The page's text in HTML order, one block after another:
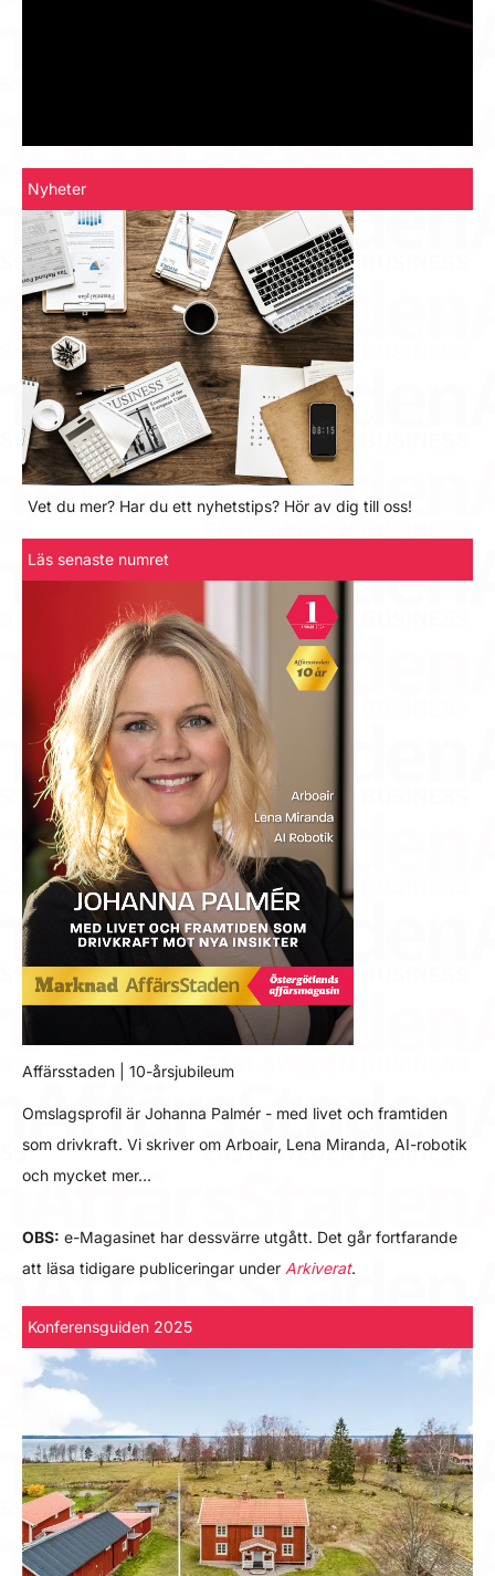
Nyheter
Vet du mer? Har du ett nyhetstips? Hör av dig till oss!
Läs senaste numret
Affärsstaden | 10-årsjubileum
Omslagsprofil är Johanna Palmér - med livet och framtiden
som drivkraft. Vi skriver om Arboair, Lena Miranda, AI-robotik
och mycket mer…
OBS: e-Magasinet har dessvärre utgått. Det går fortfarande
att läsa tidigare publiceringar under Arkiverat.
Konferensguiden 2025